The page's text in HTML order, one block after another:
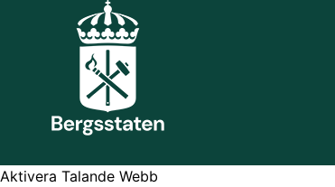
Aktivera Talande Webb